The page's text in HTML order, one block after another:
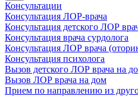
Консультации
Консультация ЛОР-врача
Консультация детского ЛОР
Консультация врача сурдолога
Консультация ЛОР врача
Консультация психолога
Вызов детского ЛОР врача на
Вызов ЛОР врача на дом
Прием по направлению из